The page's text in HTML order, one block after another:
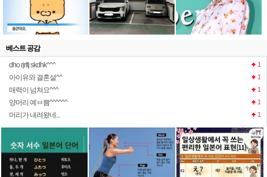
베스트 공감
dho rjrltj skdhk^^^
1
아이유와 결혼설^^ 1
매력이 넘쳐요^^^ 1
양머리 예ㅂ쁨^^^^^^ 1
머리가 내려왔네... 1